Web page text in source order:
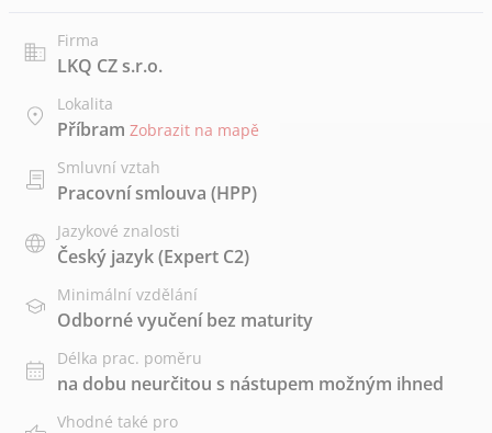
Firma
LKQ CZ s.r.o.
Lokalita
Příbram Zobrazit na mapě
Smluvní vztah
Pracovní smlouva (HPP)
Jazykové znalosti
Český jazyk(Expert C2)
Minimální vzdělání
Odborné vyučení bez maturity
Délka prac. poměru
na dobu neurčitou s nástupem možným ihned
Vhodné také pro